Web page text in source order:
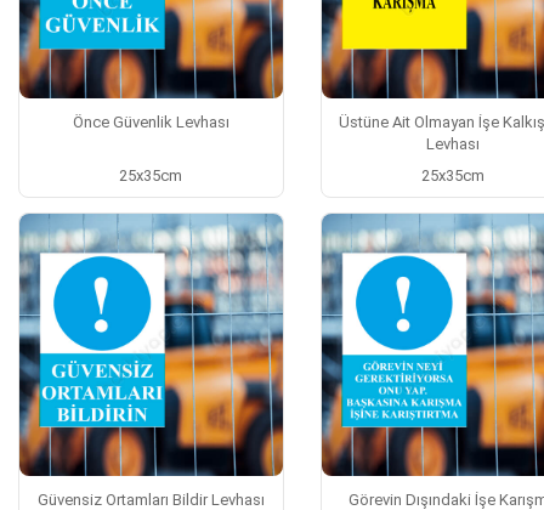
Önce Güvenlik Levhası
25x35cm
Üstüne Ait Olmayan İşe
Levhası
25x35cm
Güvensiz Ortamları Bildir Levhası
Görevin Dışındaki İşe